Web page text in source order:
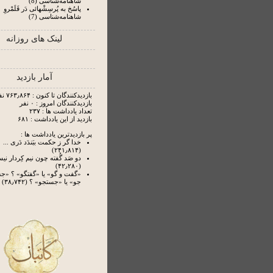
پاسُخ به پُرسِشْهائی دَر قَلَمْروِ
شاهنامه‌شناسی (7)
لینک های روزانه
آمار بازدید
بازدیدکنندگان تا کنون : ۷۶۳٫۸۶۴ نفر
بازدیدکنندگان امروز : ۰ نفر
تعداد یادداشت ها : ۲۳۷
بازدید از این یادداشت : ۶۸۱
پر بازدیدترین یادداشت ها :
خدا گر ز حکمت ببَندَد دَری ...
(۲۴۱٫۸۱۴)
دو صَد گُفته چون نیم کِردار
(۴۲٫۲۸۰)
«گفت و گو» یا «گفتگو» ؟
جو» یا «جستجو» ؟ (۳۸٫۷۴۲)